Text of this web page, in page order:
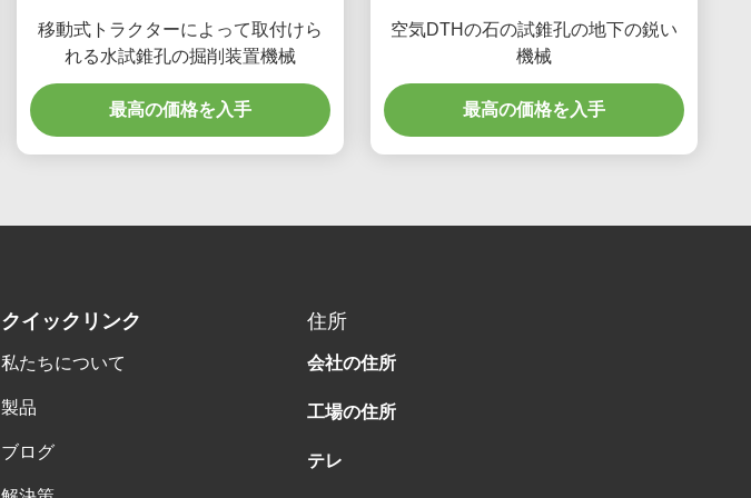
移動式トラクターによって取付けら
れる水試錐孔の掘削装置機械
最高の価格を入手
空気DTHの石の試錐孔の地下の鋭い
機械
最高の価格を入手
クイックリンク
私たちについて
製品
ブログ
住所
会社の住所
工場の住所
テレ